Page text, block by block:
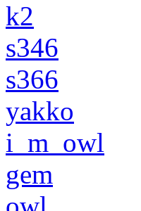
k2
s346
s366
yakko
i_m_owl
gem